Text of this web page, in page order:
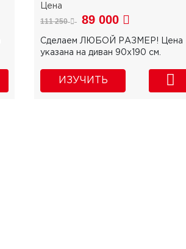
111 250 89 000
Сделаем ЛЮБОЙ РАЗМЕР! Цена
указана на диван 90х190 см.
ИЗУЧИТЬ